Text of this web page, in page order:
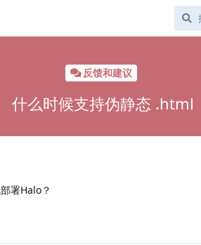
反馈和建议
什么时候支持伪静态 .html
署Halo？